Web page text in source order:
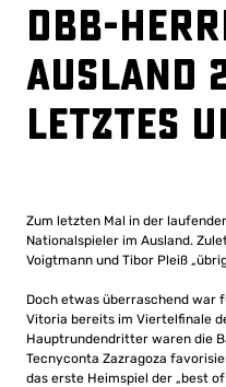
DBB-
Ausland
Letztes
Zum letzten Mal in der
Nationalspieler im Ausland.
Voigtmann und Tibor Pleiß
Doch etwas überraschend war
Vitoria bereits im Viertelfinale
Hauptrundendritter waren die
Tecnyconta Zazragoza
das erste Heimspiel der „best